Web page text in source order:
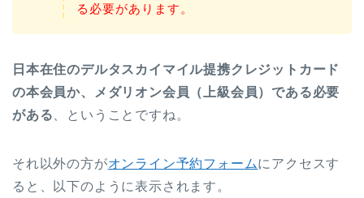
る必要があります。
日本在住のデルタスカイマイル提携クレジットカード
の本会員か、メダリオン会員（上級会員）である必要
がある 、ということですね。
それ以外の方がオンライン予約フォームにアクセスす
ると、以下のように表示されます。